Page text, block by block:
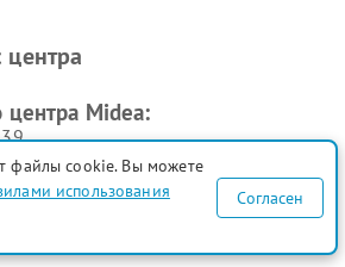
Midea
центра
центра Midea:
39
файлы cookie. Вы можете
использования
Согласен